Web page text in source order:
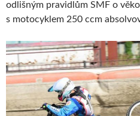
odlišným pravidlům SMF o
s motocyklem 250 ccm